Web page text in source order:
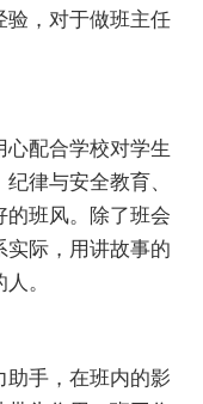
验，对于做班主任
配合学校对学生
律与安全教育、
的班风。除了班会
实际，用讲故事的
。
手，在班内的影